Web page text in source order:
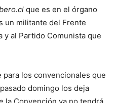
que es en el órgano
un militante del Frente
y al Partido Comunista que
los convencionales que
domingo los deja
la Convención ya no tendrá